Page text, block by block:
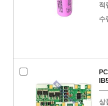
적
수
상